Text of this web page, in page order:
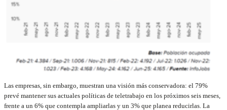
Las empresas, sin embargo, muestran una visión más conservadora: el 79%
prevé mantener sus actuales políticas de teletrabajo en los próximos seis meses,
frente a un 6% que contempla ampliarlas y un 3% que planea reducirlas. La